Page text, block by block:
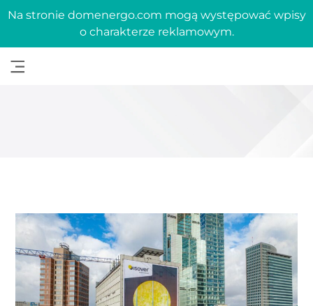
Na stronie domenergo.com mogą występować wpisy
o charakterze reklamowym.